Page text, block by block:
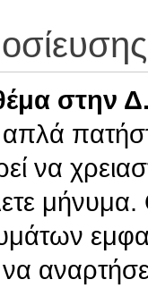
στην
να
μήνυμα.